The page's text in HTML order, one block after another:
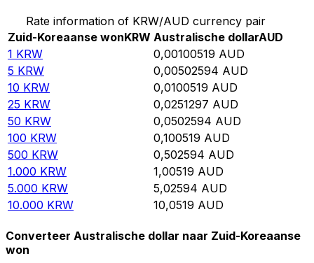
Rate information of KRW/AUD currency pair
Zuid-Koreaanse wonKRW Australische dollarAUD
1 KRW 0,00100519 AUD
5 KRW 0,00502594 AUD
10 KRW 0,0100519 AUD
25 KRW 0,0251297 AUD
50 KRW 0,0502594 AUD
100 KRW 0,100519 AUD
500 KRW 0,502594 AUD
1.000 KRW 1,00519 AUD
5.000 KRW 5,02594 AUD
10.000 KRW 10,0519 AUD
Converteer Australische dollar naar Zuid-Koreaanse
won